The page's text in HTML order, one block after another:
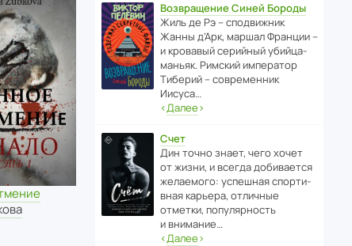
Возвращение Синей Бороды
Жиль де Рэ – спод­ви­жник
Жанны д’Арк, маршал Франции –
и кровавый серийный убийца-
маньяк. Римский импе­ратор
Тиберий – совре­менник
Иисуса…
‹Далее›
Счет
Дин точно знает, чего хочет
от жизни, и всегда доби­ва­ется
жела­е­мого: успе­шная спор­ти­
вная карьера, отли­чные
отметки, попу­ля­р­ность
и внимание…
‹Далее›